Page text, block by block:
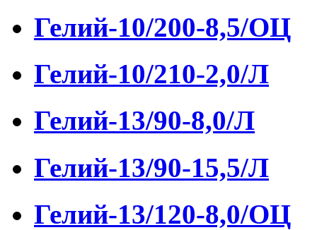
Гелий-10/200-8,5/ОЦ
Гелий-10/210-2,0/Л
Гелий-13/90-8,0/Л
Гелий-13/90-15,5/Л
Гелий-13/120-8,0/ОЦ